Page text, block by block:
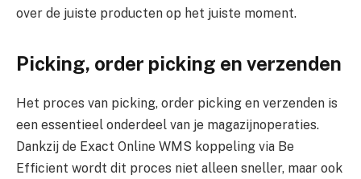
over de juiste producten op het juiste moment.
Picking, order picking en verzenden
Het proces van picking, order picking en verzenden is
een essentieel onderdeel van je magazijnoperaties.
Dankzij de Exact Online WMS koppeling via Be
Efficient wordt dit proces niet alleen sneller, maar ook